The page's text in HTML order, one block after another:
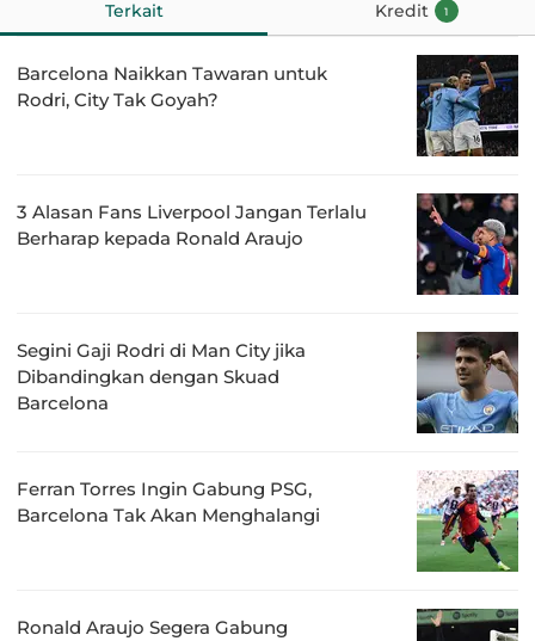
Terkait Kredit 1
Barcelona Naikkan Tawaran untuk
Rodri, City Tak Goyah?
3 Alasan Fans Liverpool Jangan Terlalu
Berharap kepada Ronald Araujo
Segini Gaji Rodri di Man City jika
Dibandingkan dengan Skuad
Barcelona
Ferran Torres Ingin Gabung PSG,
Barcelona Tak Akan Menghalangi
Ronald Araujo Segera Gabung